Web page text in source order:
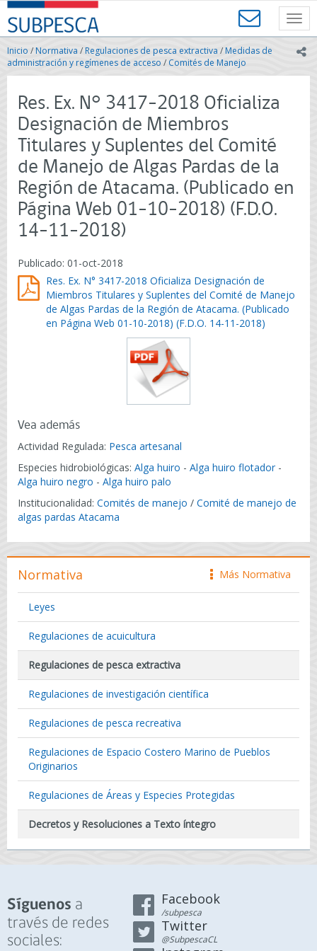
Contenido
principal
SUBPESCA
-
Subsecretaría
de
Pesca
Acuicultura
-
Gobierno
Chile
Inicio /Normativa / Regulaciones de pesca extractiva / Medidas de
administración y regímenes de acceso / Comités de Manejo
Res. Ex. N° 3417-2018 Oficializa
Designación de Miembros
Titulares y Suplentes del Comité
de Manejo de Algas Pardas de la
Región de Atacama. (Publicado en
Página Web 01-10-2018) (F.D.O.
14-11-2018)
Publicado: 01-oct-2018
Res. Ex. N° 3417-2018 Oficializa Designación de
Miembros Titulares y Suplentes del Comité de Manejo
de Algas Pardas de la Región de Atacama. (Publicado
en Página Web 01-10-2018) (F.D.O. 14-11-2018)
Vea además
Actividad Regulada: Pesca artesanal
Especies hidrobiológicas: Alga huiro - Alga huiro flotador -
Alga huiro negro - Alga huiro palo
Institucionalidad: Comités de manejo / Comité de manejo de
algas pardas Atacama
icono
Más Normativa
Normativa
Leyes
Regulaciones de acuicultura
Regulaciones de pesca extractiva
Regulaciones de investigación científica
Regulaciones de pesca recreativa
Regulaciones de Espacio Costero Marino de Pueblos
Originarios
Regulaciones de Áreas y Especies Protegidas
Decretos y Resoluciones a Texto íntegro
Síguenos a
través de redes
sociales:
Facebook
/subpesca
Twitter
@SubpescaCL